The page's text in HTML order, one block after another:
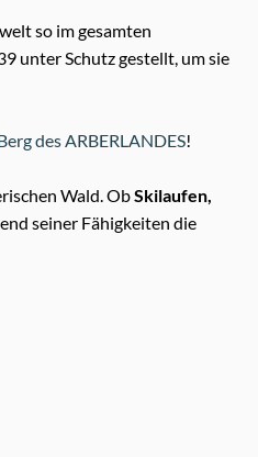
so im gesamten
unter Schutz gestellt, um sie
des ARBERLANDES!
Wald. ObSkilaufen,
seiner Fähigkeiten die